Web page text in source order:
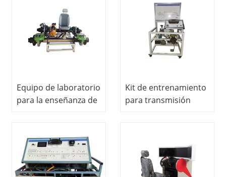
de Formación
Profesional
Equipos Didácticos
Equipos de
Formación
Profesional
Equipo de laboratorio
para la enseñanza de
hidráulicos, bandas y
discos.
Kit de entrenamiento
para transmisión
pantalla LCD.